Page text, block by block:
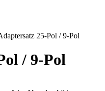
25-Pol / 9-Pol
/ 9-Pol